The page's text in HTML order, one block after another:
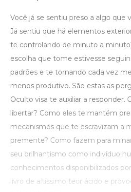
Você já se sentiu preso a algo que
Já sentiu que há elementos
te controlando de minuto a
escolha que tome estivesse
padrões e te tornando cada vez
menos produtivo. São estas as
Oculto visa te auxiliar a responder.
libertar? Como eles te mantém
mecanismos que te escravizam a
premente? Como fazem para
seu brilhantismo como indivíduo
conhecimentos disponibilizados
livro de altíssimo teor ácido e